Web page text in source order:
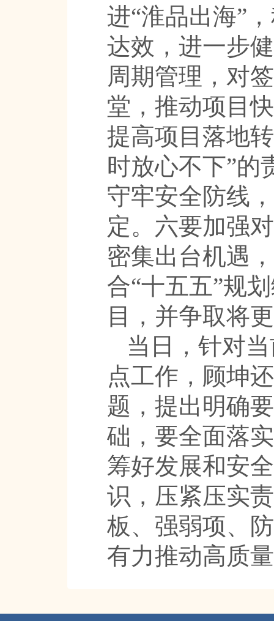
进“淮品出海”
达效，进一步
周期管理，对
堂，推动项目
提高项目落地
时放心不下”的
守牢安全防线
定。六要加强
密集出台机遇
合“十五五”规
目，并争取将
当日，针对
点工作，顾坤
题，提出明确
础，要全面落
筹好发展和安
识，压紧压实
板、强弱项、
有力推动高质